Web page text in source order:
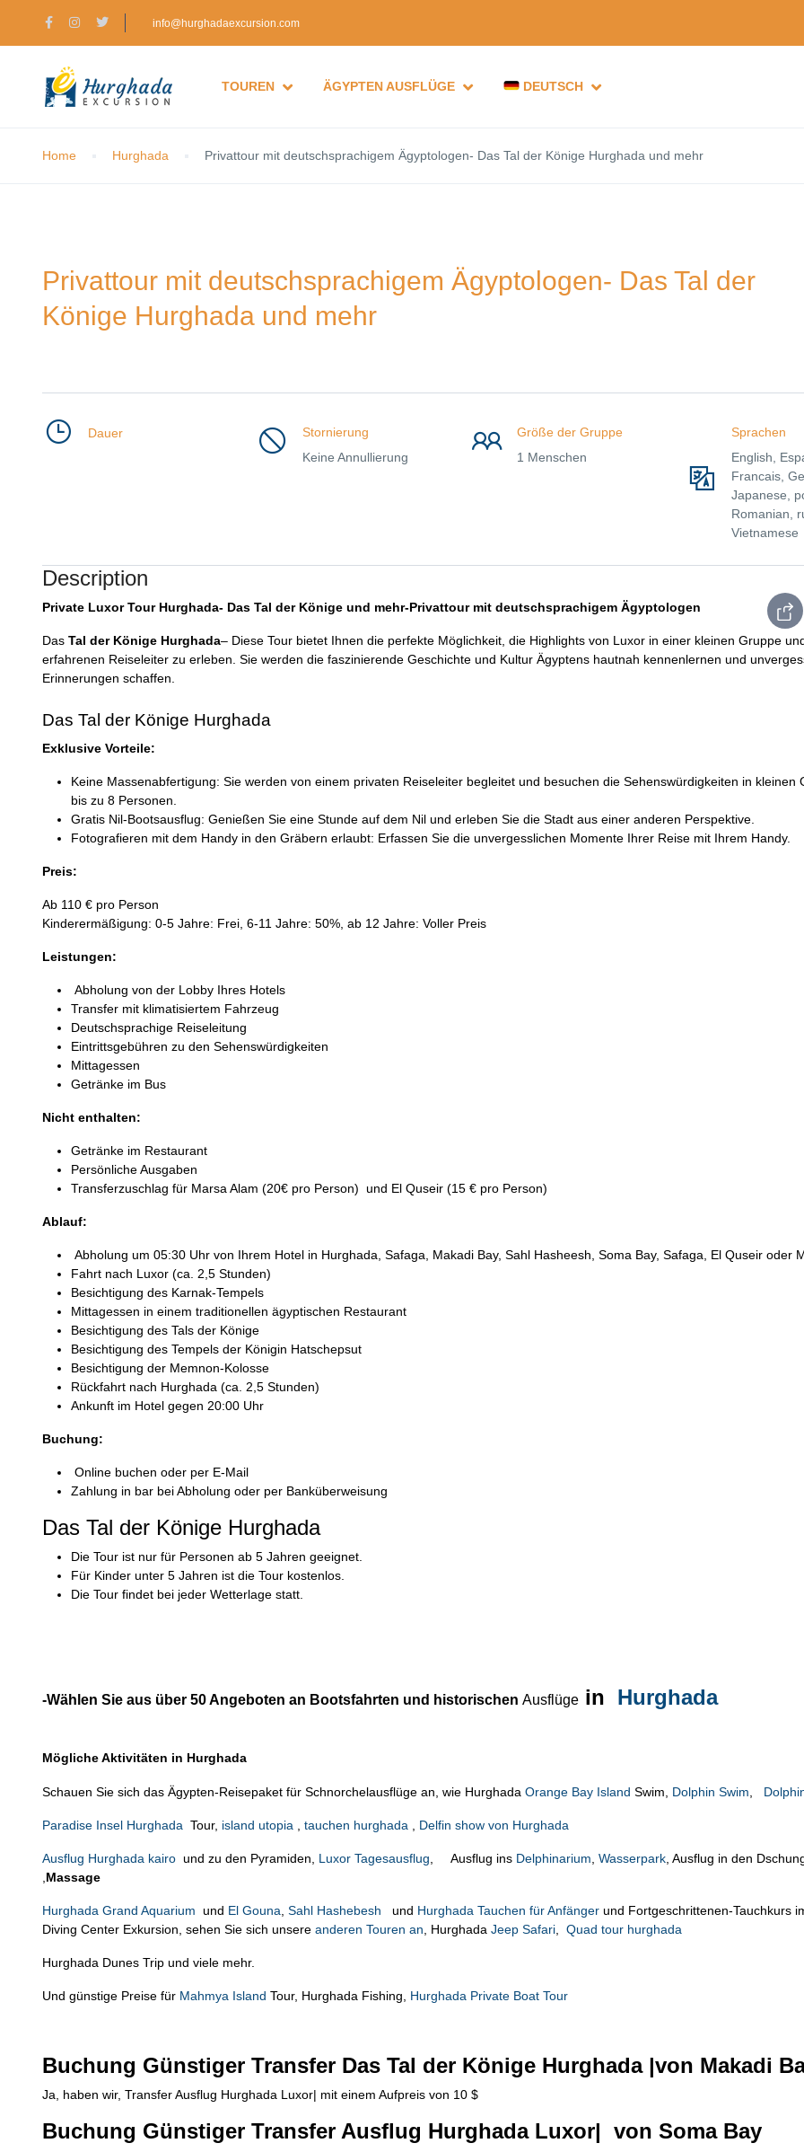
info@hurghadaexcursion.com
TOUREN ÄGYPTEN AUSFLÜGE DEUTSCH
Home Hurghada Privattour mit deutschsprachigem Ägyptologen- Das Tal der Könige Hurghada und mehr
Privattour mit deutschsprachigem Ägyptologen- Das Tal der
Könige Hurghada und mehr
Dauer
Stornierung
Keine Annullierung
Größe der Gruppe
1 Menschen
Sprachen
English,
Francais,
Japanese,
Romanian,
Vietnamese
Description
Private Luxor Tour Hurghada- Das Tal der Könige und mehr-Privattour mit deutschsprachigem Ägyptologen
Das Tal der Könige Hurghada– Diese Tour bietet Ihnen die perfekte Möglichkeit, die Highlights von Luxor in einer kleinen Gruppe
erfahrenen Reiseleiter zu erleben. Sie werden die faszinierende Geschichte und Kultur Ägyptens hautnah kennenlernen und
Erinnerungen schaffen.
Das Tal der Könige Hurghada
Exklusive Vorteile:
Keine Massenabfertigung: Sie werden von einem privaten Reiseleiter begleitet und besuchen die Sehenswürdigkeiten in kleinen
bis zu 8 Personen.
Gratis Nil-Bootsausflug: Genießen Sie eine Stunde auf dem Nil und erleben Sie die Stadt aus einer anderen Perspektive.
Fotografieren mit dem Handy in den Gräbern erlaubt: Erfassen Sie die unvergesslichen Momente Ihrer Reise mit Ihrem Handy.
Preis:
Ab 110 € pro Person
Kinderermäßigung: 0-5 Jahre: Frei, 6-11 Jahre: 50%, ab 12 Jahre: Voller Preis
Leistungen:
Abholung von der Lobby Ihres Hotels
Transfer mit klimatisiertem Fahrzeug
Deutschsprachige Reiseleitung
Eintrittsgebühren zu den Sehenswürdigkeiten
Mittagessen
Getränke im Bus
Nicht enthalten:
Getränke im Restaurant
Persönliche Ausgaben
Transferzuschlag für Marsa Alam (20€ pro Person) und El Quseir (15 € pro Person)
Ablauf:
Abholung um 05:30 Uhr von Ihrem Hotel in Hurghada, Safaga, Makadi Bay, Sahl Hasheesh, Soma Bay, Safaga, El Quseir oder
Fahrt nach Luxor (ca. 2,5 Stunden)
Besichtigung des Karnak-Tempels
Mittagessen in einem traditionellen ägyptischen Restaurant
Besichtigung des Tals der Könige
Besichtigung des Tempels der Königin Hatschepsut
Besichtigung der Memnon-Kolosse
Rückfahrt nach Hurghada (ca. 2,5 Stunden)
Ankunft im Hotel gegen 20:00 Uhr
Buchung:
Online buchen oder per E-Mail
Zahlung in bar bei Abholung oder per Banküberweisung
Das Tal der Könige Hurghada
Die Tour ist nur für Personen ab 5 Jahren geeignet.
Für Kinder unter 5 Jahren ist die Tour kostenlos.
Die Tour findet bei jeder Wetterlage statt.
-Wählen Sie aus über 50 Angeboten an Bootsfahrten und historischen Ausflüge in Hurghada
Mögliche Aktivitäten in Hurghada
Schauen Sie sich das Ägypten-Reisepaket für Schnorchelausflüge an, wie Hurghada Orange Bay Island Swim, Dolphin Swim
Paradise Insel Hurghada Tour, island utopia tauchen hurghada Delfin show von Hurghada
Ausflug Hurghada kairo und zu den Pyramiden, Luxor Tagesausflug , Ausflug ins Delphinarium Wasserpark , Ausflug in den
Massage
Hurghada Grand Aquarium und El Gouna Sahl Hashebesh und Hurghada Tauchen für Anfänger und Fortgeschrittenen-Tauchkurs
Diving Center Exkursion, sehen Sie sich unsere anderen Touren an , Hurghada Jeep Safari Quad tour hurghada
Hurghada Dunes Trip und viele mehr.
Und günstige Preise für Mahmya Island Tour, Hurghada Fishing, Hurghada Private Boat Tour
Buchung Günstiger Transfer Das Tal der Könige Hurghada |von Makadi
Ja, haben wir, Transfer Ausflug Hurghada Luxor| mit einem Aufpreis von 10 $
Buchung Günstiger Transfer Ausflug Hurghada Luxor| von Soma Bay